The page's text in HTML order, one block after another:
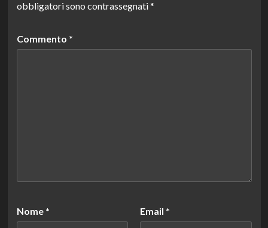
obbligatori sono contrassegnati*
Commento *
Nome * Email *